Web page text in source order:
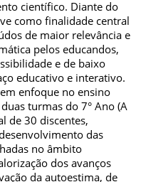
científico. Diante do
como finalidade central
de maior relevância e
pelos educandos,
e de baixo
educativo e interativo.
enfoque no ensino
turmas do 7° Ano (A
de 30 discentes,
das
no âmbito
dos avanços
da autoestima, de